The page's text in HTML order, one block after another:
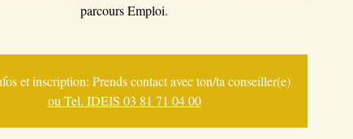
parcours Emploi.
et inscription: Prends contact avec ton/ta conseiller(e)
ou Tel. IDEIS 03 81 71 04 00